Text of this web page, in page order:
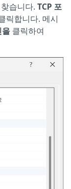
습니다. TCP 포
릭합니다. 메시
을 클릭하여